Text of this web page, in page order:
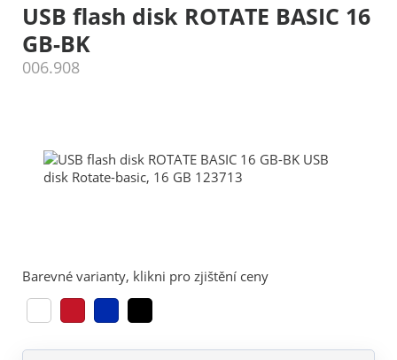
USB flash disk ROTATE BASIC 16
GB-BK
006.908
Barevné varianty, klikni pro zjištění ceny